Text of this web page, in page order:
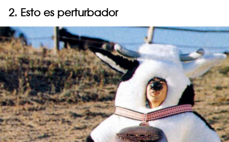
2. Esto es perturbador